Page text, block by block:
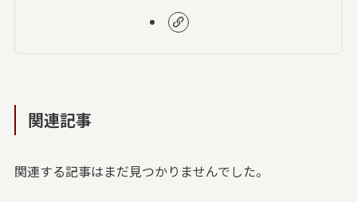
関連記事
関連する記事はまだ見つかりませんでした。